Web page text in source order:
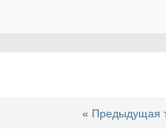
« Предыдущая